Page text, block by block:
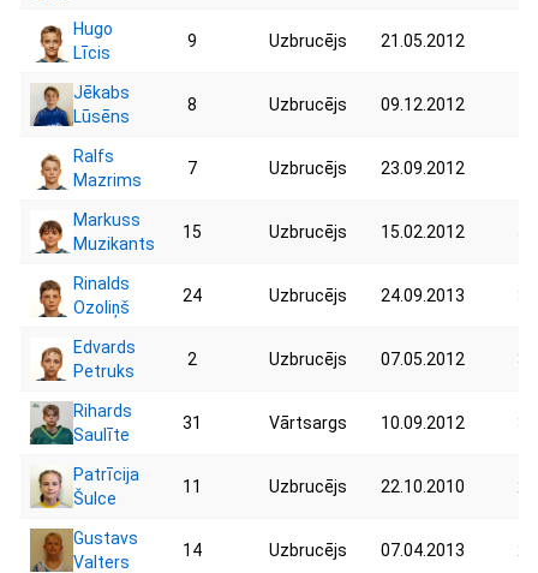
Hugo
Līcis
9 Uzbrucējs 21.05.2012
Jēkabs
Lūsēns
8 Uzbrucējs 09.12.2012
Ralfs
Mazrims
7 Uzbrucējs 23.09.2012
Markuss
Muzikants
15 Uzbrucējs 15.02.2012
Rinalds
Ozoliņš
24 Uzbrucējs 24.09.2013
Edvards
Petruks
2 Uzbrucējs 07.05.2012
Rihards
Saulīte
31 Vārtsargs 10.09.2012
Patrīcija
Šulce
11 Uzbrucējs 22.10.2010
Gustavs
Valters
14 Uzbrucējs 07.04.2013